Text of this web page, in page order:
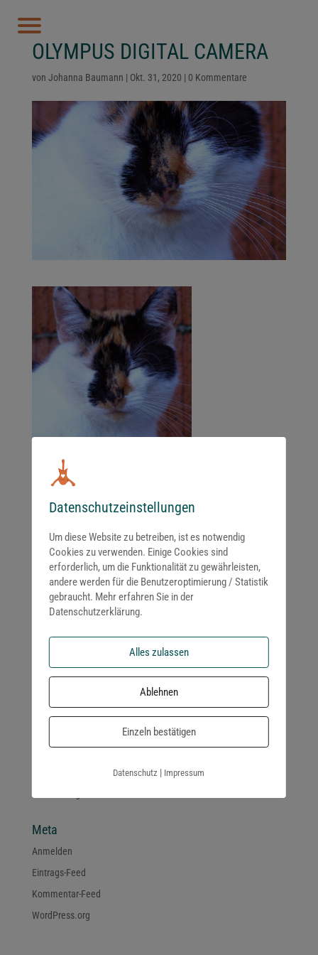
OLYMPUS DIGITAL CAMERA
von Johanna Baumann | Okt. 31, 2020 | 0 Kommentare
Kommentar absenden
Du musstangemeldetsein, um einen Kommentar abzugeben.
Keine Kategorien
Meta
Anmelden
Eintrags-Feed
Kommentar-Feed
WordPress.org
Datenschutzeinstellungen
Um diese Website zu betreiben, ist es notwendig
Cookies zu verwenden. Einige Cookies sind
erforderlich, um die Funktionalität zu gewährleisten,
andere werden für die Benutzeroptimierung / Statistik
gebraucht. Mehr erfahren Sie in der
Datenschutzerklärung.
Alles zulassen
Ablehnen
Einzeln bestätigen
Datenschutz | Impressum